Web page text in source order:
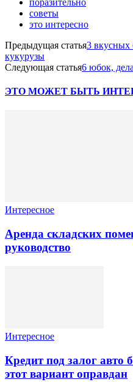
советы
это интересно
Предыдущая статья3 вкусных
кукурузы
Следующая статья6 юбок,
ЭТО МОЖЕТ БЫТЬ
Интересное
Аренда складских
руководство
Интересное
Кредит под залог авто
этот вариант оправдан